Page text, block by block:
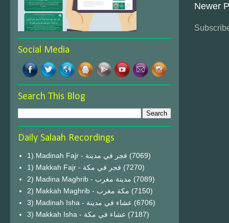
Newer
Social Media
Search This Blog
Daily Salaah Recordings
1) Madinah Fajr - فجر في مدينة (7069)
1) Makkah Fajr - فجر في مكة (7270)
2) Madina Maghrib - مدينة مغرب (7089)
2) Makkah Maghrib - مكة مغرب (7150)
3) Madinah Isha - عشاء في مدينة (6706)
3) Makkah Isha - عشاء في مكة (7187)